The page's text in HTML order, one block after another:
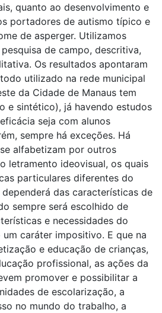
quanto ao desenvolvimento e
portadores de autismo típico e
de asperger. Utilizamos
de campo, descritiva,
Os resultados apontaram
utilizado na rede municipal
da Cidade de Manaus tem
e sintético), já havendo estudos
seja com alunos
sempre há exceções. Há
alfabetizam por outros
letramento ideovisual, os quais
particulares diferentes do
das características de
sempre será escolhido de
e necessidades do
caráter impositivo. E que na
e educação de crianças,
profissional, as ações da
promover e possibilitar a
de escolarização, a
no mundo do trabalho, a